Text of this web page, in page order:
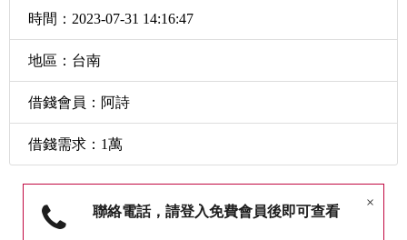
時間：2023-07-31 14:16:47
地區：台南
借錢會員：阿詩
借錢需求：1萬
×
聯絡電話，請登入免費會員後即可查看